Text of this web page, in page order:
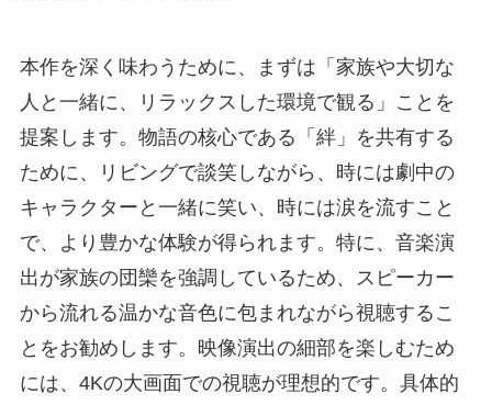
本作を深く味わうために、まずは「家族や大切な
人と一緒に、リラックスした環境で観る」ことを
提案します。物語の核心である「絆」を共有する
ために、リビングで談笑しながら、時には劇中の
キャラクターと一緒に笑い、時には涙を流すこと
で、より豊かな体験が得られます。特に、音楽演
出が家族の団欒を強調しているため、スピーカー
から流れる温かな音色に包まれながら視聴するこ
とをお勧めします。映像演出の細部を楽しむため
には、4Kの大画面での視聴が理想的です。具体的